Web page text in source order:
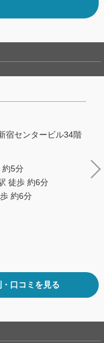
宿センタービル34階
約5分
徒歩 約6分
約6分
口コミを見る